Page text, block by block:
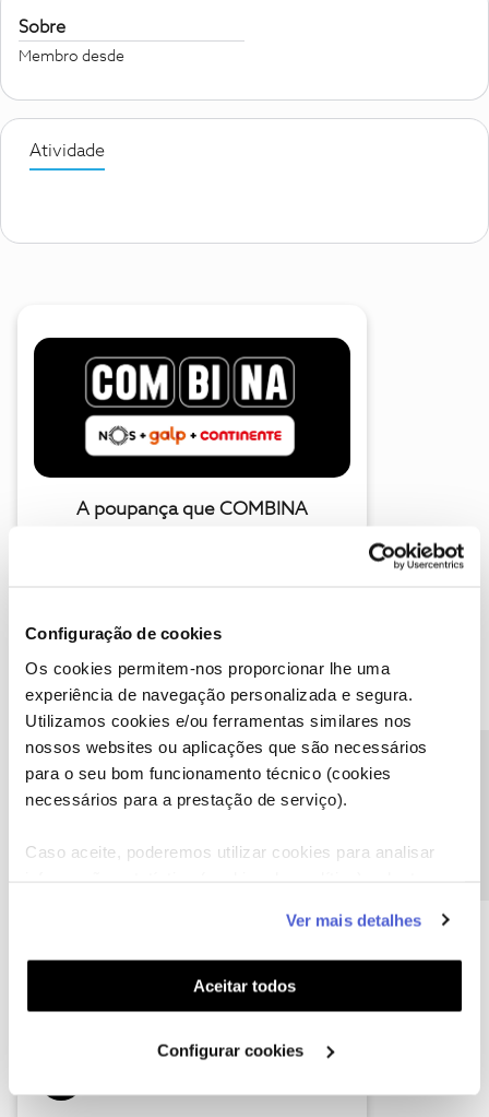
Configuração de cookies
Os cookies permitem-nos proporcionar lhe uma
experiência de navegação personalizada e segura.
Utilizamos cookies e/ou ferramentas similares nos
nossos websites ou aplicações que são necessários
para o seu bom funcionamento técnico (cookies
necessários para a prestação de serviço).
Caso aceite, poderemos utilizar cookies para analisar
funcionalidades (cookies de personalização e
funcionalidade) e adaptar anúncios aos seus interesses
(cookies de publicidade personalizada). Pode gerir a
utilização dos cookies clicando em "Configurar
Ver mais detalhes
Aceitar todos
Configurar cookies
Sobre
Membro desde
Atividade
A poupança que COMBINA
Descubra as novidades de junho
Hall of Fame de junho